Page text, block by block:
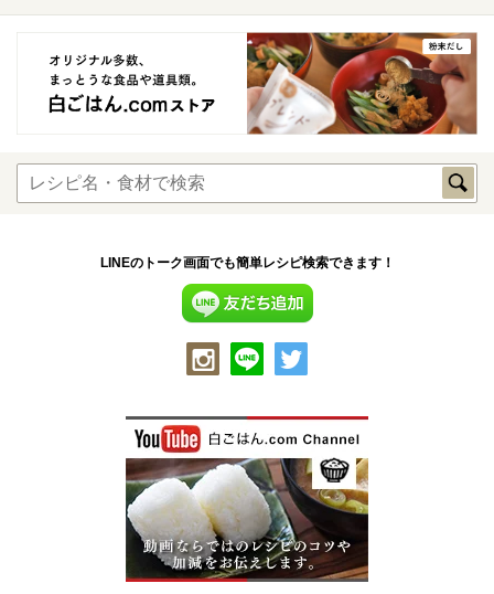
LINEのトーク画面でも簡単レシピ検索できます！